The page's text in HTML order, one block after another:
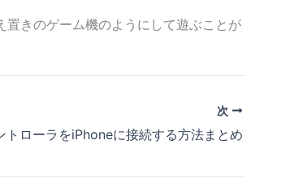
きのゲーム機のようにして遊ぶことが
次
トローラをiPhoneに接続する方法まとめ